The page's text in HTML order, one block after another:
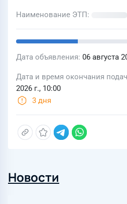
Наименование ЭТП
Дата объявления 06 августа
Дата и время окончания
2026 г., 10:00
3 дня
Новости